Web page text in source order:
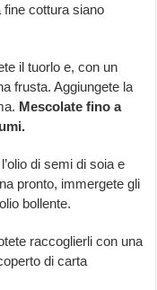
fine cottura siano
il tuorlo e, con un
frusta. Aggiungete la
Mescolate fino a
di semi di soia e
pronto, immergete gli
bollente.
raccoglierli con una
di carta